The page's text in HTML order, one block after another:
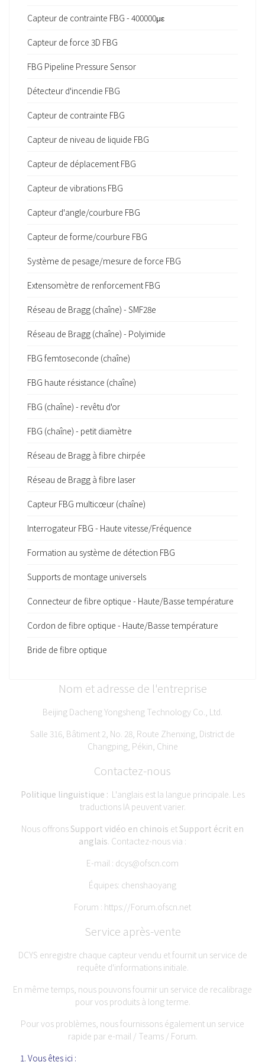
Capteur de contrainte FBG - 400000με
Capteur de force 3D FBG
FBG Pipeline Pressure Sensor
Détecteur d'incendie FBG
Capteur de contrainte FBG
Capteur de niveau de liquide FBG
Capteur de déplacement FBG
Capteur de vibrations FBG
Capteur d'angle/courbure FBG
Capteur de forme/courbure FBG
Système de pesage/mesure de force FBG
Extensomètre de renforcement FBG
Réseau de Bragg (chaîne) - SMF28e
Réseau de Bragg (chaîne) - Polyimide
FBG femtoseconde (chaîne)
FBG haute résistance (chaîne)
FBG (chaîne) - revêtu d'or
FBG (chaîne) - petit diamètre
Réseau de Bragg à fibre chirpée
Réseau de Bragg à fibre laser
Capteur FBG multicœur (chaîne)
Interrogateur FBG - Haute vitesse/Fréquence
Formation au système de détection FBG
Supports de montage universels
Connecteur de fibre optique - Haute/Basse température
Cordon de fibre optique - Haute/Basse température
Bride de fibre optique
Nom et adresse de l'entreprise
Beijing Dacheng Yongsheng Technology Co., Ltd.
Salle 316, Bâtiment 2, No. 28, Route Zhenxing, District de
Changping, Pékin, Chine
Contactez-nous
Politique linguistique : L'anglais est la langue principale. Les
traductions IA peuvent varier.
Nous offronsSupport vidéo en chinois etSupport écrit en
anglais. Contactez-nous via :
E-mail : dcys@ofscn.com
Équipes: chenshaoyang
Forum : https://Forum.ofscn.net
Service après-vente
DCYS enregistre chaque capteur vendu et fournit un service de
requête d'informations initiale.
En même temps, nous pouvons fournir un service de recalibrage
pour vos produits à long terme.
Pour vos problèmes, nous fournissons également un service
rapide par e-mail / Teams / Forum.
Vous êtes ici :